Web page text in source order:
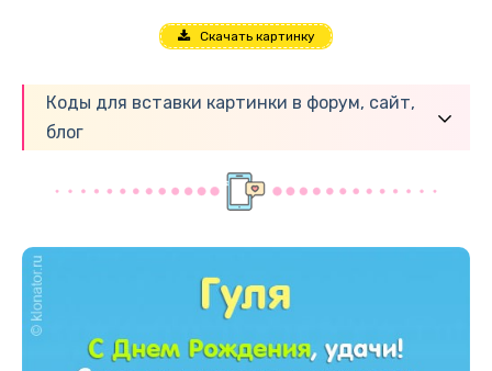
Скачать картинку
Коды для вставки картинки в форум, сайт,
блог